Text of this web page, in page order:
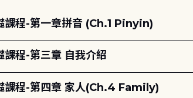
課程-第一章拼音 (Ch.1 Pinyin)
課程-第三章 自我介紹
課程-第四章 家人(Ch.4 Family)